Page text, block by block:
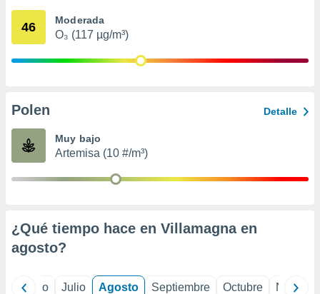
mediante
publicidad
de
46 Moderada
O₃ (117 µg/m³)
Polen Detalle
Muy bajo
Artemisa (10 #/m³)
¿Qué tiempo hace en Villamagna en
agosto?
Junio Julio Agosto Septiembre Octubre